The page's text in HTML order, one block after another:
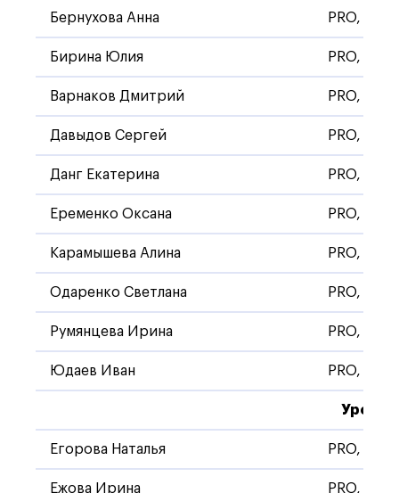
Бернухова Анна PRO,
Бирина Юлия PRO,
Варнаков Дмитрий PRO,
Давыдов Сергей PRO,
Данг Екатерина PRO,
Еременко Оксана PRO,
Карамышева Алина PRO,
Одаренко Светлана PRO,
Румянцева Ирина PRO,
Юдаев Иван PRO,
Егорова Наталья PRO,
Ежова Ирина PRO,